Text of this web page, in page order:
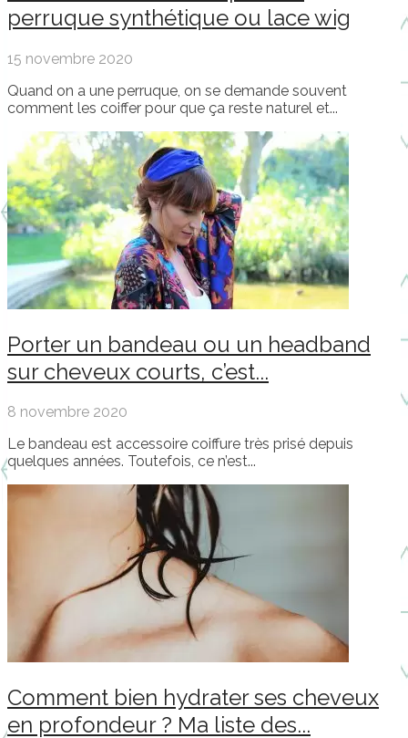
perruque synthétique ou lace wig
15 novembre 2020
Quand on a une perruque, on se demande souvent
comment les coiffer pour que ça reste naturel et...
Porter un bandeau ou un headband
sur cheveux courts, c’est...
8 novembre 2020
Le bandeau est accessoire coiffure très prisé depuis
quelques années. Toutefois, ce n’est...
Comment bien hydrater ses cheveux
en profondeur ? Ma liste des...